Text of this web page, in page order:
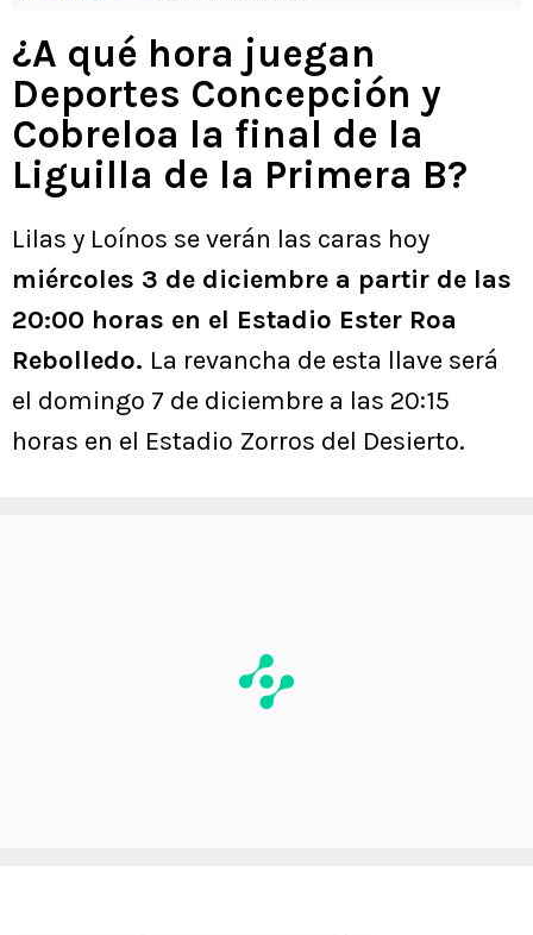
¿A qué hora juegan
Deportes Concepción y
Cobreloa la final de la
Liguilla de la Primera B?
Lilas y Loínos se verán las caras hoy
miércoles 3 de diciembre a partir de las
20:00 horas en el Estadio Ester Roa
Rebolledo. La revancha de esta llave será
el domingo 7 de diciembre a las 20:15
horas en el Estadio Zorros del Desierto.